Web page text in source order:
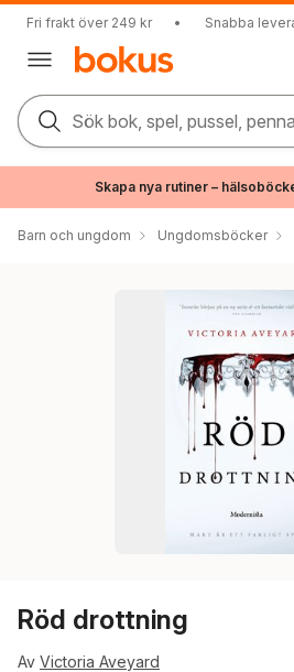
Fri frakt över 249 kr • Snabba
Sök bok, spel, pussel,
Skapa nya rutiner –
Barn och ungdom Ungdomsböcker
Röd drottning
Av Victoria Aveyard